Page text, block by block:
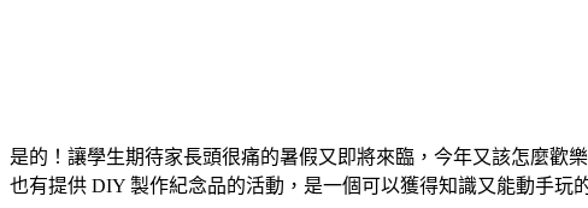
是的！讓學生期待家長頭很痛的暑假又即將來臨，今年又該怎麼歡
也有提供 DIY 製作紀念品的活動，是一個可以獲得知識又能動手玩